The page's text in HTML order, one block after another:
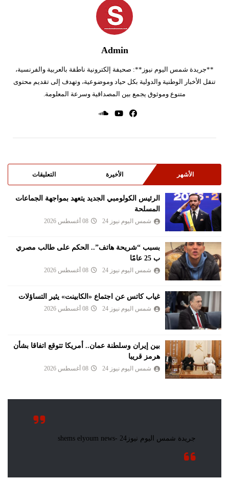
Admin
**جريدة شمس اليوم نيوز**: صحيفة إلكترونية ناطقة بالعربية والفرنسية،
تنقل الأخبار الوطنية والدولية بكل حياد وموضوعية، وتهدف إلى تقديم محتوى
متنوع وموثوق يجمع بين المصداقية وسرعة المعلومة.
الأشهر الأخيرة التعليقات
الرئيس الكولومبي الجديد يتعهد بمواجهة الجماعات
المسلحة
شمس اليوم نيوز 24 08 أغسطس 2026
بسبب “شريحة هاتف”.. الحكم على طالب مصري
ب 25 عامًا
شمس اليوم نيوز 24 08 أغسطس 2026
غياب كاتس عن اجتماع «الكابينت» يثير التساؤلات
شمس اليوم نيوز 24 08 أغسطس 2026
بين إيران وسلطنة عمان.. أمريكا تتوقع اتفاقا بشأن
هرمز قريبا
شمس اليوم نيوز 24 08 أغسطس 2026